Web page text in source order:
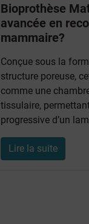
Bioprothèse
avancée en
mammaire?
Conçue sous la
structure poreuse,
comme une
tissulaire,
progressive d’un
Lire la suite